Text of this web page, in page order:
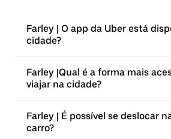
Farley | O app da Uber está
cidade?
Farley |⁠Qual é a forma mais
viajar na cidade?
Farley | É possível se deslocar
carro?